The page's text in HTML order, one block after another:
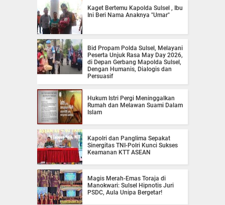
Kaget Bertemu Kapolda Sulsel , Ibu
Ini Beri Nama Anaknya "Umar"
Bid Propam Polda Sulsel, Melayani
Peserta Unjuk Rasa May Day 2026,
di Depan Gerbang Mapolda Sulsel,
Dengan Humanis, Dialogis dan
Persuasif
Hukum Istri Pergi Meninggalkan
Rumah dan Melawan Suami Dalam
Islam
Kapolri dan Panglima Sepakat
Sinergitas TNI-Polri Kunci Sukses
Keamanan KTT ASEAN
Magis Merah-Emas Toraja di
Manokwari: Sulsel Hipnotis Juri
PSDC, Aula Unipa Bergetar!